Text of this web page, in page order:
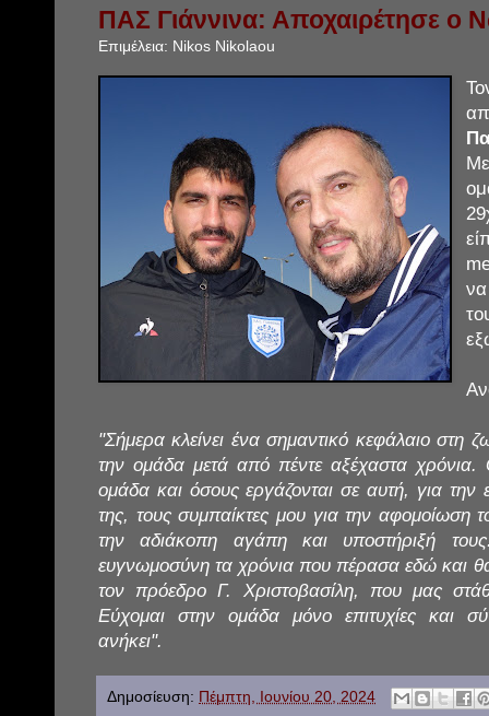
ΠΑΣ Γιάννινα: Αποχαιρέτησε ο
Επιμέλεια: Nikos Nikolaou
"Σήμερα κλείνει ένα σημαντικό κεφάλαιο
την ομάδα μετά από πέντε αξέχαστα
ομάδα και όσους εργάζονται σε αυτή, για την
της, τους συμπαίκτες μου για την αφομοίωση
την αδιάκοπη αγάπη και υποστήριξή
ευγνωμοσύνη τα χρόνια που πέρασα εδώ και
τον πρόεδρο Γ. Χριστοβασίλη, που μας
Εύχομαι στην ομάδα μόνο επιτυχίες και
ανήκει".
Δημοσίευση: Πέμπτη, Ιουνίου 20, 2024